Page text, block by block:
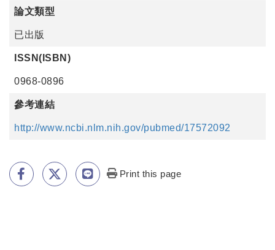
論文類型
已出版
ISSN(ISBN)
0968-0896
參考連結
http://www.ncbi.nlm.nih.gov/pubmed/17572092
Print this page